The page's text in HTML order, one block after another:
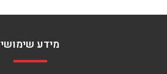
מידע שימושי